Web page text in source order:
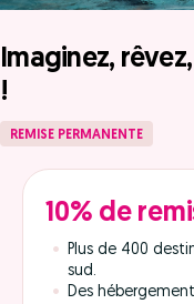
Imaginez,
!
REMISE PERMANENTE
10% de
Plus de 400
sud.
Des